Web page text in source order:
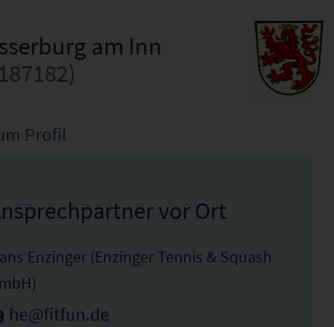
am Inn
Profil
vor Ort
Enzinger (Enzinger Tennis & Squash
he@fitfun.de